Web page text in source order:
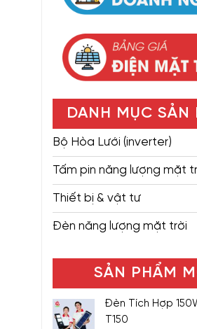
DANH MỤC SẢN
Bộ Hòa Lưới (inverter)
Tấm pin năng lượng mặt
Thiết bị & vật tư
Đèn năng lượng mặt trời
SẢN PHẨM
Đèn Tích Hợp
T150